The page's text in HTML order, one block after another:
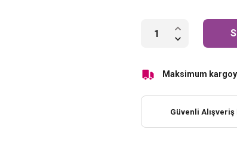
Maksimum
Güvenli Alışveriş